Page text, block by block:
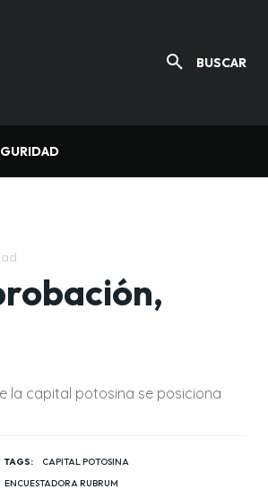
BUSCAR
la capital potosina se posiciona
TAGS:
CAPITAL POTOSINA
ENCUESTADORA RUBRUM